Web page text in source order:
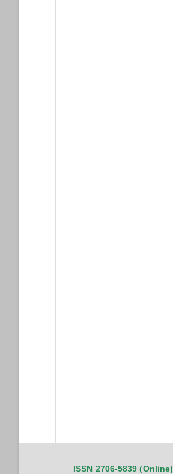
ISSN 2706-5839 (Online)